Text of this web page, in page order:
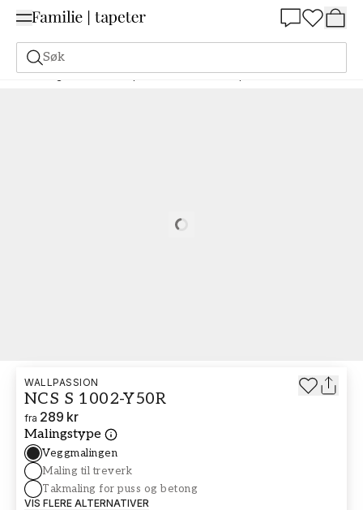
Søk
Maling Bestill basert på NCS Bestill basert på NCS 1002-Y50R
WALLPASSION
NCS S 1002-Y50R
fra 289 kr
Malingstype
Veggmalingen
Maling til treverk
Takmaling for puss og betong
VIS FLERE ALTERNATIVER